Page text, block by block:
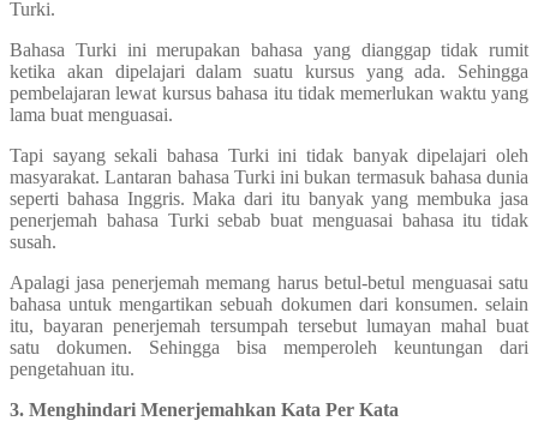
Turki.
Bahasa Turki ini merupakan bahasa yang dianggap tidak rumit
ketika akan dipelajari dalam suatu kursus yang ada. Sehingga
pembelajaran lewat kursus bahasa itu tidak memerlukan waktu yang
lama buat menguasai.
Tapi sayang sekali bahasa Turki ini tidak banyak dipelajari oleh
masyarakat. Lantaran bahasa Turki ini bukan termasuk bahasa dunia
seperti bahasa Inggris. Maka dari itu banyak yang membuka jasa
penerjemah bahasa Turki sebab buat menguasai bahasa itu tidak
susah.
Apalagi jasa penerjemah memang harus betul-betul menguasai satu
bahasa untuk mengartikan sebuah dokumen dari konsumen. selain
itu, bayaran penerjemah tersumpah tersebut lumayan mahal buat
satu dokumen. Sehingga bisa memperoleh keuntungan dari
pengetahuan itu.
3. Menghindari Menerjemahkan Kata Per Kata